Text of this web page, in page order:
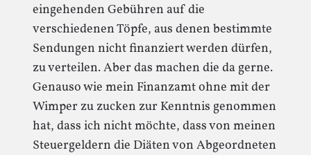
eingehenden Gebühren auf die
verschiedenen Töpfe, aus denen bestimmte
Sendungen nicht finanziert werden dürfen,
zu verteilen. Aber das machen die da gerne.
Genauso wie mein Finanzamt ohne mit der
Wimper zu zucken zur Kenntnis genommen
hat, dass ich nicht möchte, dass von meinen
Steuergeldern die Diäten von Abgeordneten